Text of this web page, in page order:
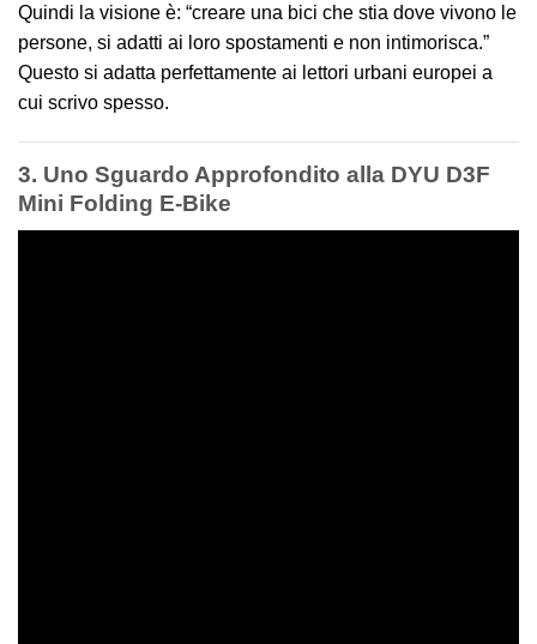
Quindi la visione è: “creare una bici che stia dove vivono le
persone, si adatti ai loro spostamenti e non intimorisca.”
Questo si adatta perfettamente ai lettori urbani europei a
cui scrivo spesso.
3. Uno Sguardo Approfondito alla DYU D3F
Mini Folding E‑Bike